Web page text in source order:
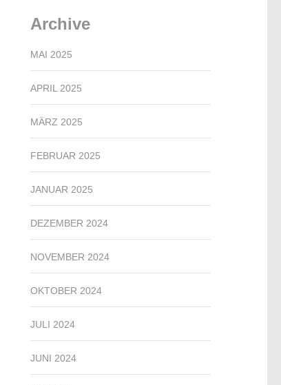
Archive
MAI 2025
APRIL 2025
MÄRZ 2025
FEBRUAR 2025
JANUAR 2025
DEZEMBER 2024
NOVEMBER 2024
OKTOBER 2024
JULI 2024
JUNI 2024